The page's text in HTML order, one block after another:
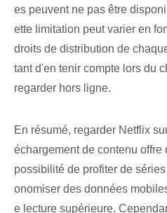
es peuvent ne pas être
ette limitation peut varier en
droits de distribution de
tant d'en tenir compte lors du
regarder hors ligne.
En résumé, regarder Netflix
échargement de contenu
possibilité de profiter de
onomiser des données
e lecture supérieure.